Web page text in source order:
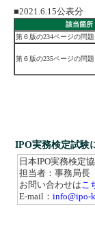
■2021.6.15公表分
該当箇所
第６版の234ページの問
第６版の235ページの問
IPO実務検定試験
日本IPO実務検定
担当者：事務局
お問い合わせは こ
E-mail： info@ipo-